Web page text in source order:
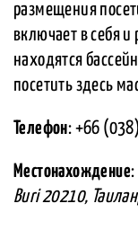
размещения
включает в себя и
находятся
посетить здесь
Телефон: +66
Местонахождение:
Buri 20210,